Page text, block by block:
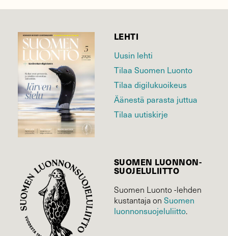
LEHTI
Uusin lehti
Tilaa Suomen Luonto
Tilaa digilukuoikeus
Äänestä parasta juttua
Tilaa uutiskirje
SUOMEN LUONNON­
SUOJELU­LIITTO
Suomen Luonto -lehden
kustantaja on Suomen
luonnonsuojelu­liitto.